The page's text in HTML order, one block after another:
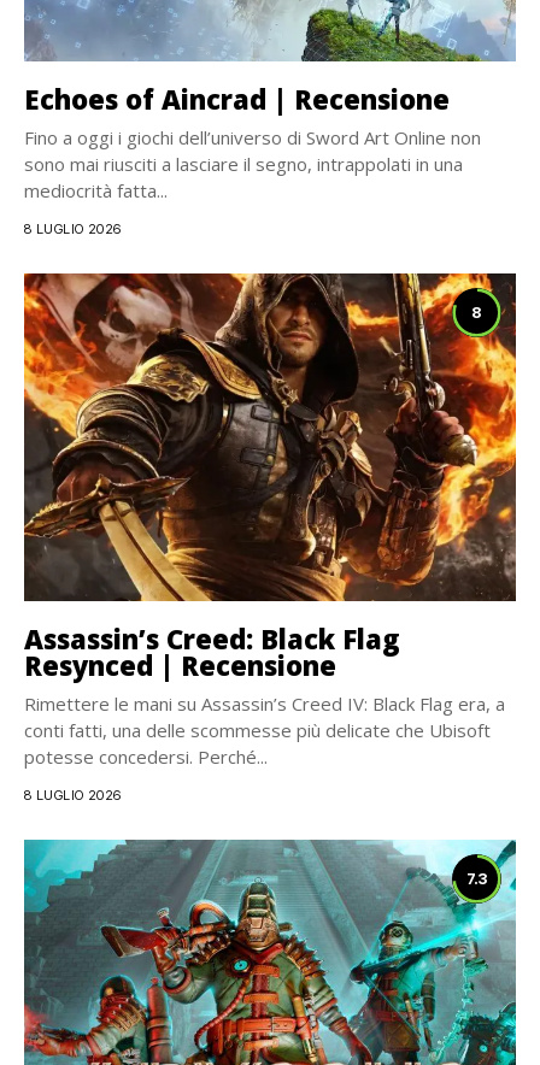
Echoes of Aincrad | Recensione
Fino a oggi i giochi dell’universo di Sword Art Online non
sono mai riusciti a lasciare il segno, intrappolati in una
mediocrità fatta...
8 LUGLIO 2026
8
Assassin’s Creed: Black Flag
Resynced | Recensione
Rimettere le mani su Assassin’s Creed IV: Black Flag era, a
conti fatti, una delle scommesse più delicate che Ubisoft
potesse concedersi. Perché...
8 LUGLIO 2026
7.3